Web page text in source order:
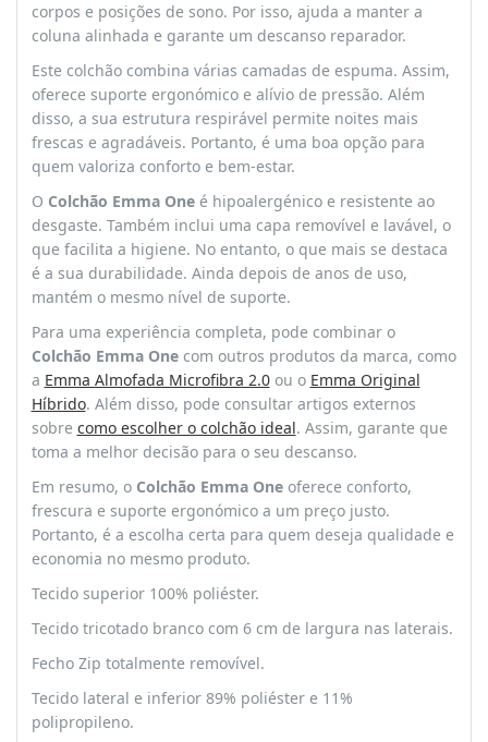
corpos e posições de sono. Por isso, ajuda a manter a
coluna alinhada e garante um descanso reparador.
Este colchão combina várias camadas de espuma. Assim,
oferece suporte ergonómico e alívio de pressão. Além
disso, a sua estrutura respirável permite noites mais
frescas e agradáveis. Portanto, é uma boa opção para
quem valoriza conforto e bem-estar.
O Colchão Emma Oneé hipoalergénico e resistente ao
desgaste. Também inclui uma capa removível e lavável, o
que facilita a higiene. No entanto, o que mais se destaca
é a sua durabilidade. Ainda depois de anos de uso,
mantém o mesmo nível de suporte.
Para uma experiência completa, pode combinar o
Colchão Emma Onecom outros produtos da marca, como
a Emma Almofada Microfibra 2.0ou o Emma Original
Híbrido. Além disso, pode consultar artigos externos
sobre como escolher o colchão ideal. Assim, garante que
toma a melhor decisão para o seu descanso.
Em resumo, o Colchão Emma Oneoferece conforto,
frescura e suporte ergonómico a um preço justo.
Portanto, é a escolha certa para quem deseja qualidade e
economia no mesmo produto.
Tecido superior 100% poliéster.
Tecido tricotado branco com 6 cm de largura nas laterais.
Fecho Zip totalmente removível.
Tecido lateral e inferior 89% poliéster e 11%
polipropileno.